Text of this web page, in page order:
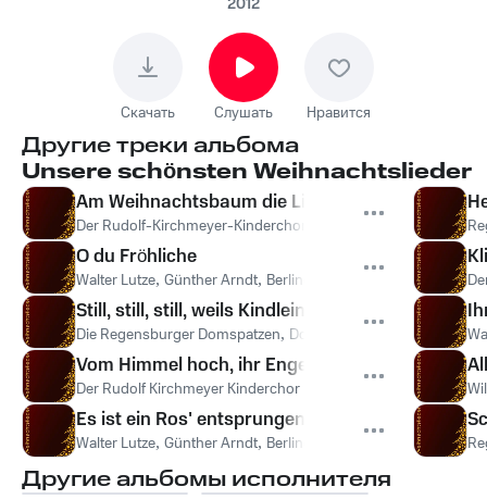
Motettenchor, Rias
Knabenchor, Walter
Lutze, Günther Arndt,
Traute Wagner,
Berthold
Schwarz, Rias
Knabenchor - O
Tannenbaum, O
Tannenbaum
2012
Скачать Слушать Нравится
Другие треки альбома
Unsere schönsten Weihnachtslieder
Am Weihnachtsbaum die Lichter brennen
Der Rudolf-Kirchmeyer-Kinderchor
O du Fröhliche
Walter Lutze, Günther Arndt, Berliner Motettenchor ,Traute
Still, still, still, weils Kindlein schlafen will
Die Regensburger Domspatzen, Domkapellmeister Prof. Dr.
Vom Himmel hoch, ihr Engel kommt
Der Rudolf Kirchmeyer Kinderchor
Es ist ein Ros' entsprungen
Walter Lutze, Günther Arndt, Berliner Motettenchor ,Traute
Другие альбомы исполнителя